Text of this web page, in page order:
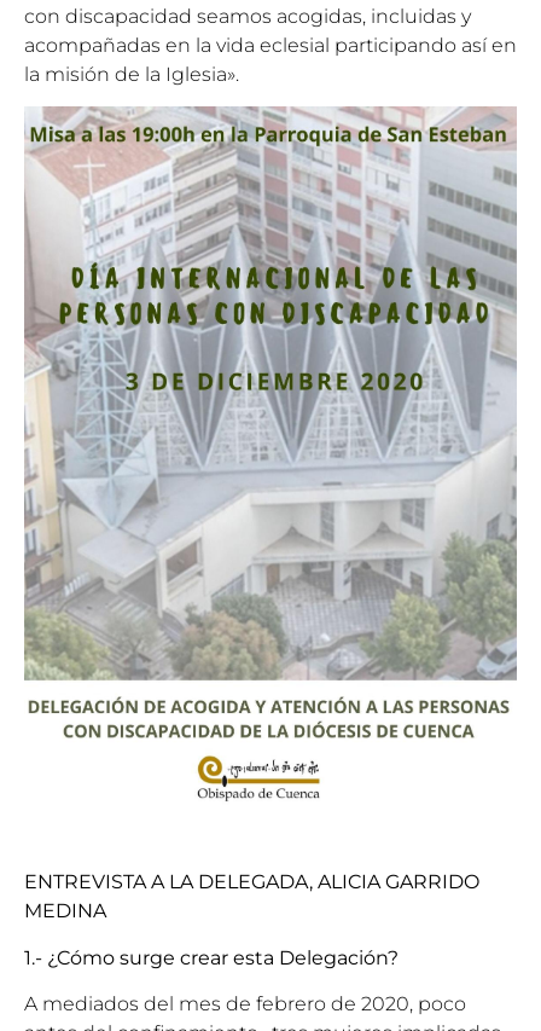
con discapacidad seamos acogidas, incluidas y
acompañadas en la vida eclesial participando así en
la misión de la Iglesia».
ENTREVISTA A LA DELEGADA, ALICIA GARRIDO
MEDINA
1.- ¿Cómo surge crear esta Delegación?
A mediados del mes de febrero de 2020, poco